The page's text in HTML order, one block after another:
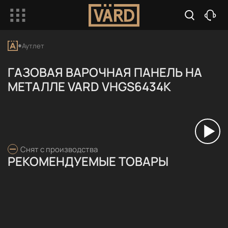
Аутлет
ГАЗОВАЯ ВАРОЧНАЯ ПАНЕЛЬ НА
МЕТАЛЛЕ VARD VHGS6434K
Снят с производства
РЕКОМЕНДУЕМЫЕ ТОВАРЫ